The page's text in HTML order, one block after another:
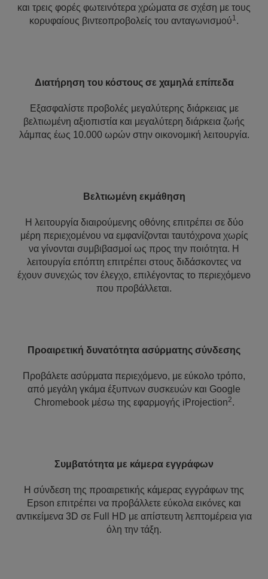
και τρεις φορές φωτεινότερα χρώματα σε σχέση με τους
κορυφαίους βιντεοπροβολείς του ανταγωνισμού1.
Διατήρηση του κόστους σε χαμηλά επίπεδα
Εξασφαλίστε προβολές μεγαλύτερης διάρκειας με
βελτιωμένη αξιοπιστία και μεγαλύτερη διάρκεια ζωής
λάμπας έως 10.000 ωρών στην οικονομική λειτουργία.
Βελτιωμένη εκμάθηση
Η λειτουργία διαιρούμενης οθόνης επιτρέπει σε δύο
μέρη περιεχομένου να εμφανίζονται ταυτόχρονα χωρίς
να γίνονται συμβιβασμοί ως προς την ποιότητα. Η
λειτουργία επόπτη επιτρέπει στους διδάσκοντες να
έχουν συνεχώς τον έλεγχο, επιλέγοντας το περιεχόμενο
που προβάλλεται.
Προαιρετική δυνατότητα ασύρματης σύνδεσης
Προβάλετε ασύρματα περιεχόμενο, με εύκολο τρόπο,
από μεγάλη γκάμα έξυπνων συσκευών και Google
Chromebook μέσω της εφαρμογής iProjection2.
Συμβατότητα με κάμερα εγγράφων
Η σύνδεση της προαιρετικής κάμερας εγγράφων της
Epson επιτρέπει να προβάλλετε εύκολα εικόνες και
αντικείμενα 3D σε Full HD με απίστευτη λεπτομέρεια για
όλη την τάξη.